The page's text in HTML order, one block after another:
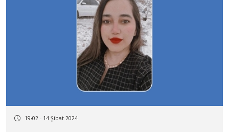
19:02 - 14 Şibat 2024